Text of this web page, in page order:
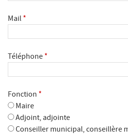
Mail *
Téléphone *
Fonction *
Maire
Adjoint, adjointe
Conseiller municipal, conseillère